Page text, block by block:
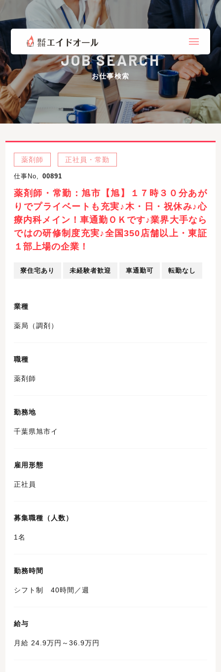
JOB SEARCH
お仕事検索
薬剤師 正社員・常勤
仕事No, 00891
薬剤師・常勤：旭市【旭】１７時３０分あが
りでプライベートも充実♪木・日・祝休み♪心
療内科メイン！車通勤ＯＫです♪業界大手なら
ではの研修制度充実♪全国350店舗以上・東証
１部上場の企業！
寮住宅あり 未経験者歓迎 車通勤可 転勤なし
業種
薬局（調剤）
職種
薬剤師
勤務地
千葉県旭市イ
雇用形態
正社員
募集職種（人数）
1名
勤務時間
シフト制 40時間／週
給与
月給 24.9万円～36.9万円